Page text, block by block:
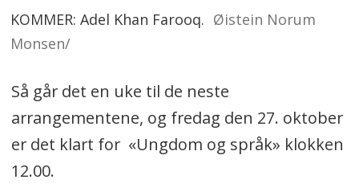
KOMMER: Adel Khan Farooq. Øistein Norum
Monsen/
Så går det en uke til de neste
arrangementene, og fredag den 27. oktober
er det klart for «Ungdom og språk» klokken
12.00.